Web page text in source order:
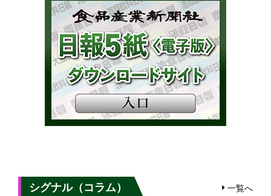
シグナル（コラム） 一覧へ